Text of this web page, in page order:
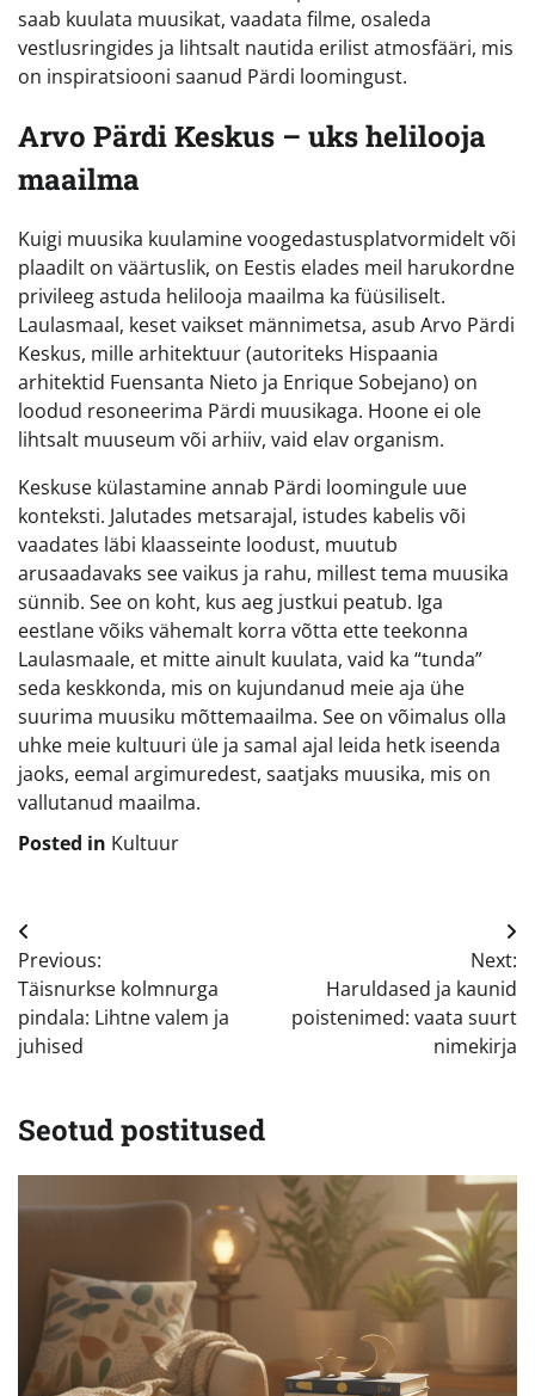
saab kuulata muusikat, vaadata filme, osaleda
vestlusringides ja lihtsalt nautida erilist atmosfääri, mis
on inspiratsiooni saanud Pärdi loomingust.
Arvo Pärdi Keskus – uks helilooja
maailma
Kuigi muusika kuulamine voogedastusplatvormidelt või
plaadilt on väärtuslik, on Eestis elades meil harukordne
privileeg astuda helilooja maailma ka füüsiliselt.
Laulasmaal, keset vaikset männimetsa, asub Arvo Pärdi
Keskus, mille arhitektuur (autoriteks Hispaania
arhitektid Fuensanta Nieto ja Enrique Sobejano) on
loodud resoneerima Pärdi muusikaga. Hoone ei ole
lihtsalt muuseum või arhiiv, vaid elav organism.
Keskuse külastamine annab Pärdi loomingule uue
konteksti. Jalutades metsarajal, istudes kabelis või
vaadates läbi klaasseinte loodust, muutub
arusaadavaks see vaikus ja rahu, millest tema muusika
sünnib. See on koht, kus aeg justkui peatub. Iga
eestlane võiks vähemalt korra võtta ette teekonna
Laulasmaale, et mitte ainult kuulata, vaid ka “tunda”
seda keskkonda, mis on kujundanud meie aja ühe
suurima muusiku mõttemaailma. See on võimalus olla
uhke meie kultuuri üle ja samal ajal leida hetk iseenda
jaoks, eemal argimuredest, saatjaks muusika, mis on
vallutanud maailma.
Posted in Kultuur
Navigeerimine
Previous:
Täisnurkse kolmnurga
pindala: Lihtne valem ja
juhised
Next:
Haruldased ja kaunid
poistenimed: vaata suurt
nimekirja
Seotud postitused